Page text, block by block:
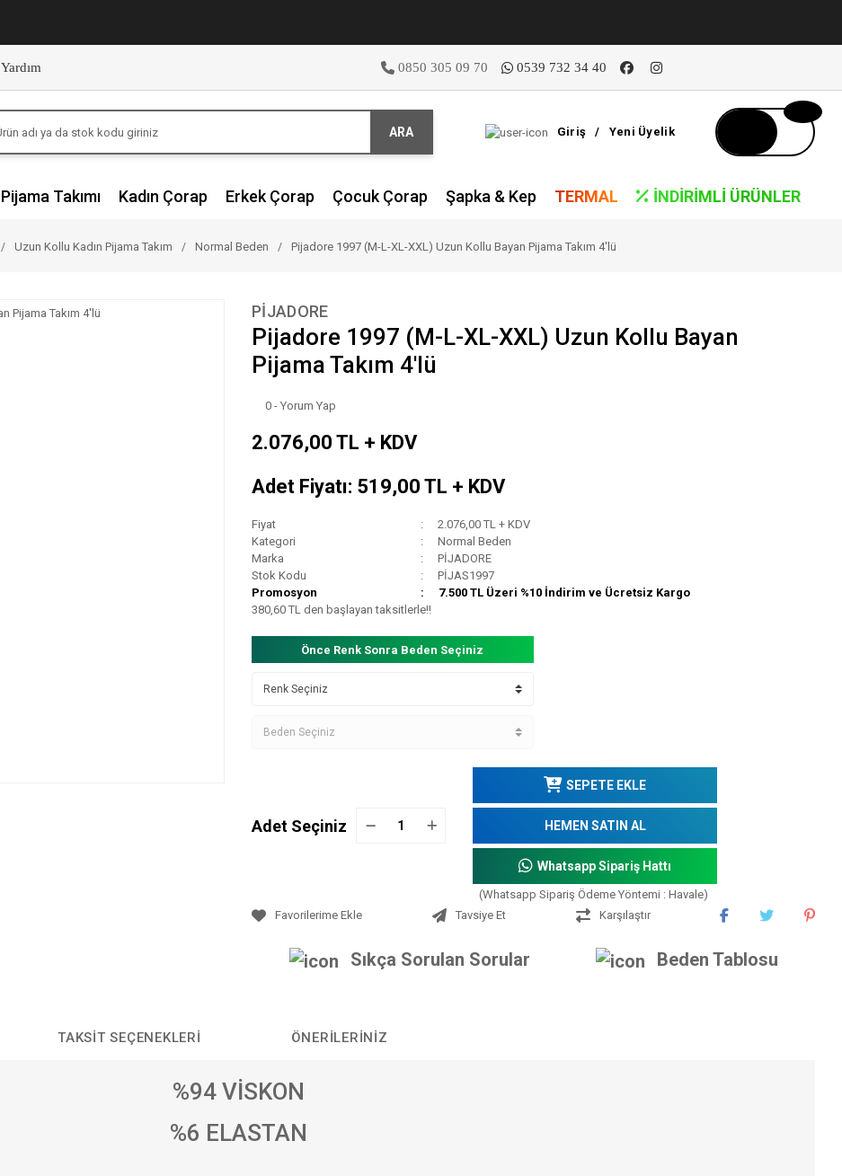
Yardım 0850 305 09 70 0539 732 34 40
ARA Giriş / Yeni Üyelik
Pijama Takımı Kadın Çorap Erkek Çorap Çocuk Çorap Şapka & Kep TERMAL İNDIRIMLI ÜRÜNLER
Uzun Kollu Kadın Pijama Takım Normal Beden Pijadore 1997 (M-L-XL-XXL) Uzun Kollu Bayan Pijama Takım 4'lü
PİJADORE
Pijadore 1997 (M-L-XL-XXL) Uzun Kollu Bayan
Pijama Takım 4'lü
0 - Yorum Yap
2.076,00 TL + KDV
Adet Fiyatı: 519,00 TL + KDV
Fiyat
2.076,00 TL + KDV
Kategori
Normal Beden
Marka
PİJADORE
Stok Kodu
PİJAS1997
Promosyon
7.500 TL Üzeri %10 İndirim ve Ücretsiz Kargo
380,60 TL den başlayan taksitlerle!!
Önce Renk Sonra Beden Seçiniz
Adet Seçiniz
SEPETE EKLE
HEMEN SATIN AL
Whatsapp Sipariş Hattı
(Whatsapp Sipariş Ödeme Yöntemi : Havale)
Tavsiye Et
Karşılaştır
Sıkça Sorulan Sorular Beden Tablosu
TAKSIT SEÇENEKLERI ÖNERILERINIZ
%94 VİSKON
%6 ELASTAN